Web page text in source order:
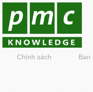
Chính sách Ban